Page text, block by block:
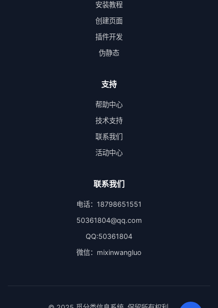
安装教程
创建页面
插件开发
伪静态
支持
帮助中心
技术支持
联系我们
活动中心
联系我们
电话：18798651551
50361804@qq.com
QQ:50361804
微信：mixinwangluo